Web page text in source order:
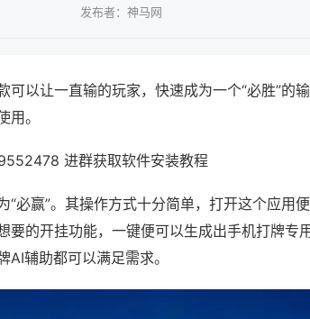
发布者：神马网
可以让一直输的玩家，快速成为一个“必胜”的
。
进群获取软件安装教程
“必赢”。其操作方式十分简单，打开这个应用
要的开挂功能，一键便可以生成出手机打牌专
辅助都可以满足需求。